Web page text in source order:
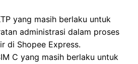
yang masih berlaku untuk
administrasi dalam proses
di Shopee Express.
C yang masih berlaku untuk